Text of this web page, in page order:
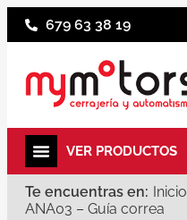
679 63 38 19
Te encuentras en: Inicio
ANA03 – Guía correa